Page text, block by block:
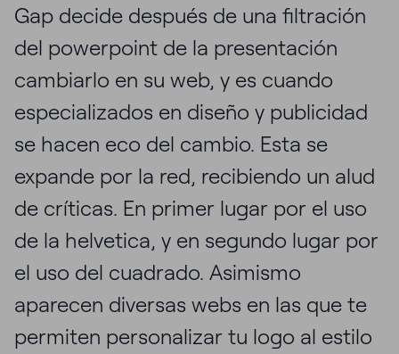
Gap decide después de una filtración
del powerpoint de la presentación
cambiarlo en su web, y es cuando
especializados en diseño y publicidad
se hacen eco del cambio. Esta se
expande por la red, recibiendo un alud
de críticas. En primer lugar por el uso
de la helvetica, y en segundo lugar por
el uso del cuadrado. Asimismo
aparecen diversas webs en las que te
permiten personalizar tu logo al estilo